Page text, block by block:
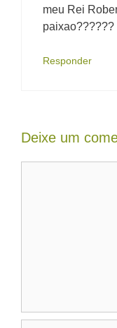
meu Rei
paixao??????
Responder
Deixe um